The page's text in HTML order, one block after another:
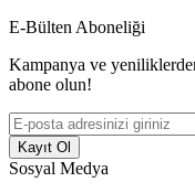
E-Bülten Aboneliği
Kampanya ve
abone olun!
Kayıt Ol
Sosyal Medya